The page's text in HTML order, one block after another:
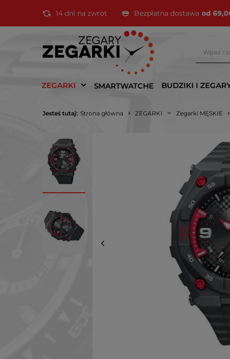
14 dni na zwrot Bezpłatna dostawa od
ZEGARKI SMARTWATCHE BUDZIKI I
Jesteś tutaj: Strona główna ZEGARKI Zegarki MĘSKIE